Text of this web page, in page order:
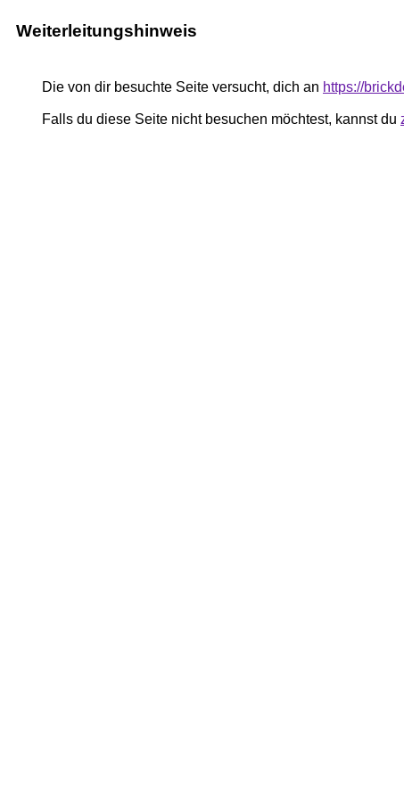
Weiterleitungshinweis
Die von dir besuchte Seite versucht, dich an https://
Falls du diese Seite nicht besuchen möchtest, kannst du